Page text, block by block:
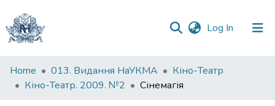
Log In (current)
Communities
&
Home 013. Видання НаУКМА
Кіно-Театр
Кіно-Театр. 2009. №2
Сінемагія